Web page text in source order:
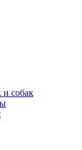
и собак